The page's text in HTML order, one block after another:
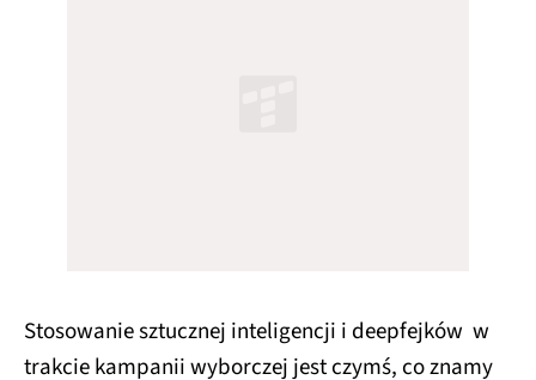
Stosowanie sztucznej inteligencji i deepfejków w
trakcie kampanii wyborczej jest czymś, co znamy